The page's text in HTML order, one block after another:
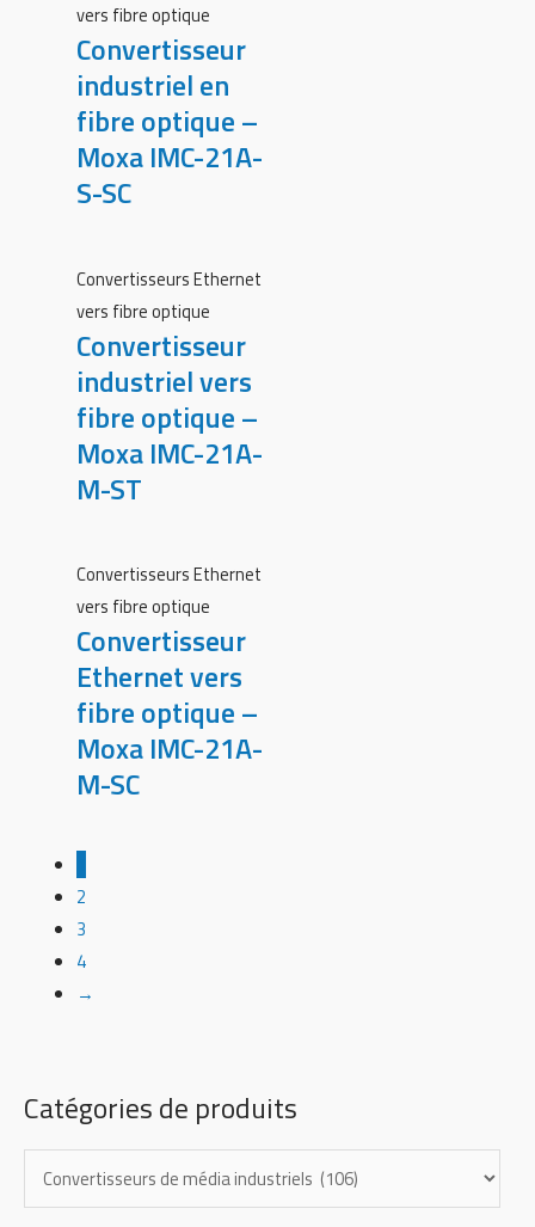
Catégories de produits
vers fibre optique
Convertisseur
industriel en
fibre optique –
Moxa IMC-21A-
S-SC
Convertisseurs Ethernet
vers fibre optique
Convertisseur
industriel vers
fibre optique –
Moxa IMC-21A-
M-ST
Convertisseurs Ethernet
vers fibre optique
Convertisseur
Ethernet vers
fibre optique –
Moxa IMC-21A-
M-SC
2
3
4
→